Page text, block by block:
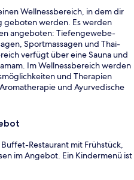
Wellnessbereich, in dem dir
geboten werden. Es werden
angeboten: Tiefengewebe-
Sportmassagen und Thai-
verfügt über eine Sauna und
Im Wellnessbereich werden
und Therapien
und Ayurvedische
Restaurant mit Frühstück,
im Angebot. Ein Kindermenü ist